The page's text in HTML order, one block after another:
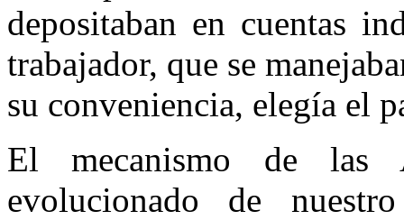
depositaban en cuentas
trabajador, que se
su conveniencia, elegía el
El mecanismo de las
evolucionado de